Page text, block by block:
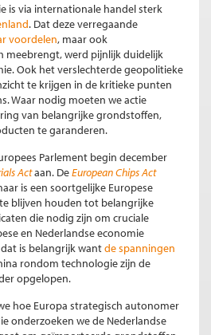
is via internationale handel sterk
. Dat deze verregaande
voordelen, maar ook
meebrengt, werd pijnlijk duidelijk
Ook het verslechterde geopolitieke
te krijgen in de kritieke punten
Waar nodig moeten we actie
van belangrijke grondstoffen,
te garanderen.
Parlement begin december
Actaan. DeEuropean Chips Act
is een soortgelijke Europese
blijven houden tot belangrijke
die nodig zijn om cruciale
en Nederlandse economie
is belangrijk wantde spanningen
rondom technologie zijn de
opgelopen.
hoe Europa strategisch autonomer
onderzoeken we de Nederlandse